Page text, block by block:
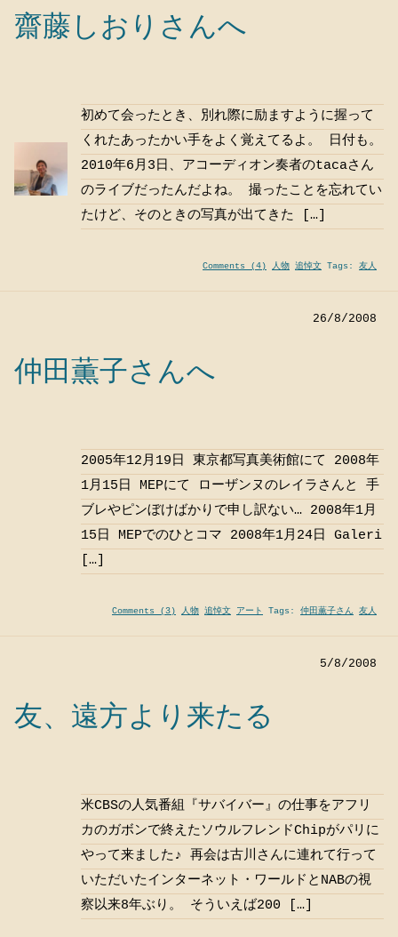
齋藤しおりさんへ
初めて会ったとき、別れ際に励ますように握って
くれたあったかい手をよく覚えてるよ。 日付も。
2010年6月3日、アコーディオン奏者のtacaさん
のライブだったんだよね。 撮ったことを忘れてい
たけど、そのときの写真が出てきた […]
Comments (4) 人物 追悼文 Tags: 友人
26/8/2008
仲田薫子さんへ
2005年12月19日 東京都写真美術館にて 2008年
1月15日 MEPにて ローザンヌのレイラさんと 手
ブレやピンぼけばかりで申し訳ない… 2008年1月
15日 MEPでのひとコマ 2008年1月24日 Galeri
[…]
Comments (3) 人物 追悼文 アート Tags: 仲田薫子さん 友人
5/8/2008
友、遠方より来たる
米CBSの人気番組『サバイバー』の仕事をアフリ
カのガボンで終えたソウルフレンドChipがパリに
やって来ました♪ 再会は古川さんに連れて行って
いただいたインターネット・ワールドとNABの視
察以来8年ぶり。 そういえば200 […]